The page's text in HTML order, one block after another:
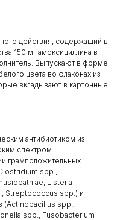
действия, содержащий в
150 мг амоксициллина в
Выпускают в форме
цвета во флаконах из
вкладывают в картонные
антибиотиком из
спектром
грамположительных
spp.,
Listeria
Streptococcus spp.) и
(Actinobacillus spp.,
spp., Fusobacterium